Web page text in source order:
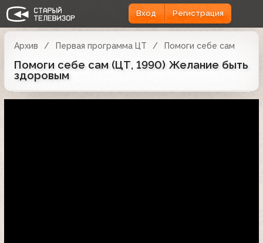
Вход Регистрация
Архив Первая программа ЦТ Помоги себе сам
Помоги себе сам (ЦТ, 1990) Желание быть
здоровым